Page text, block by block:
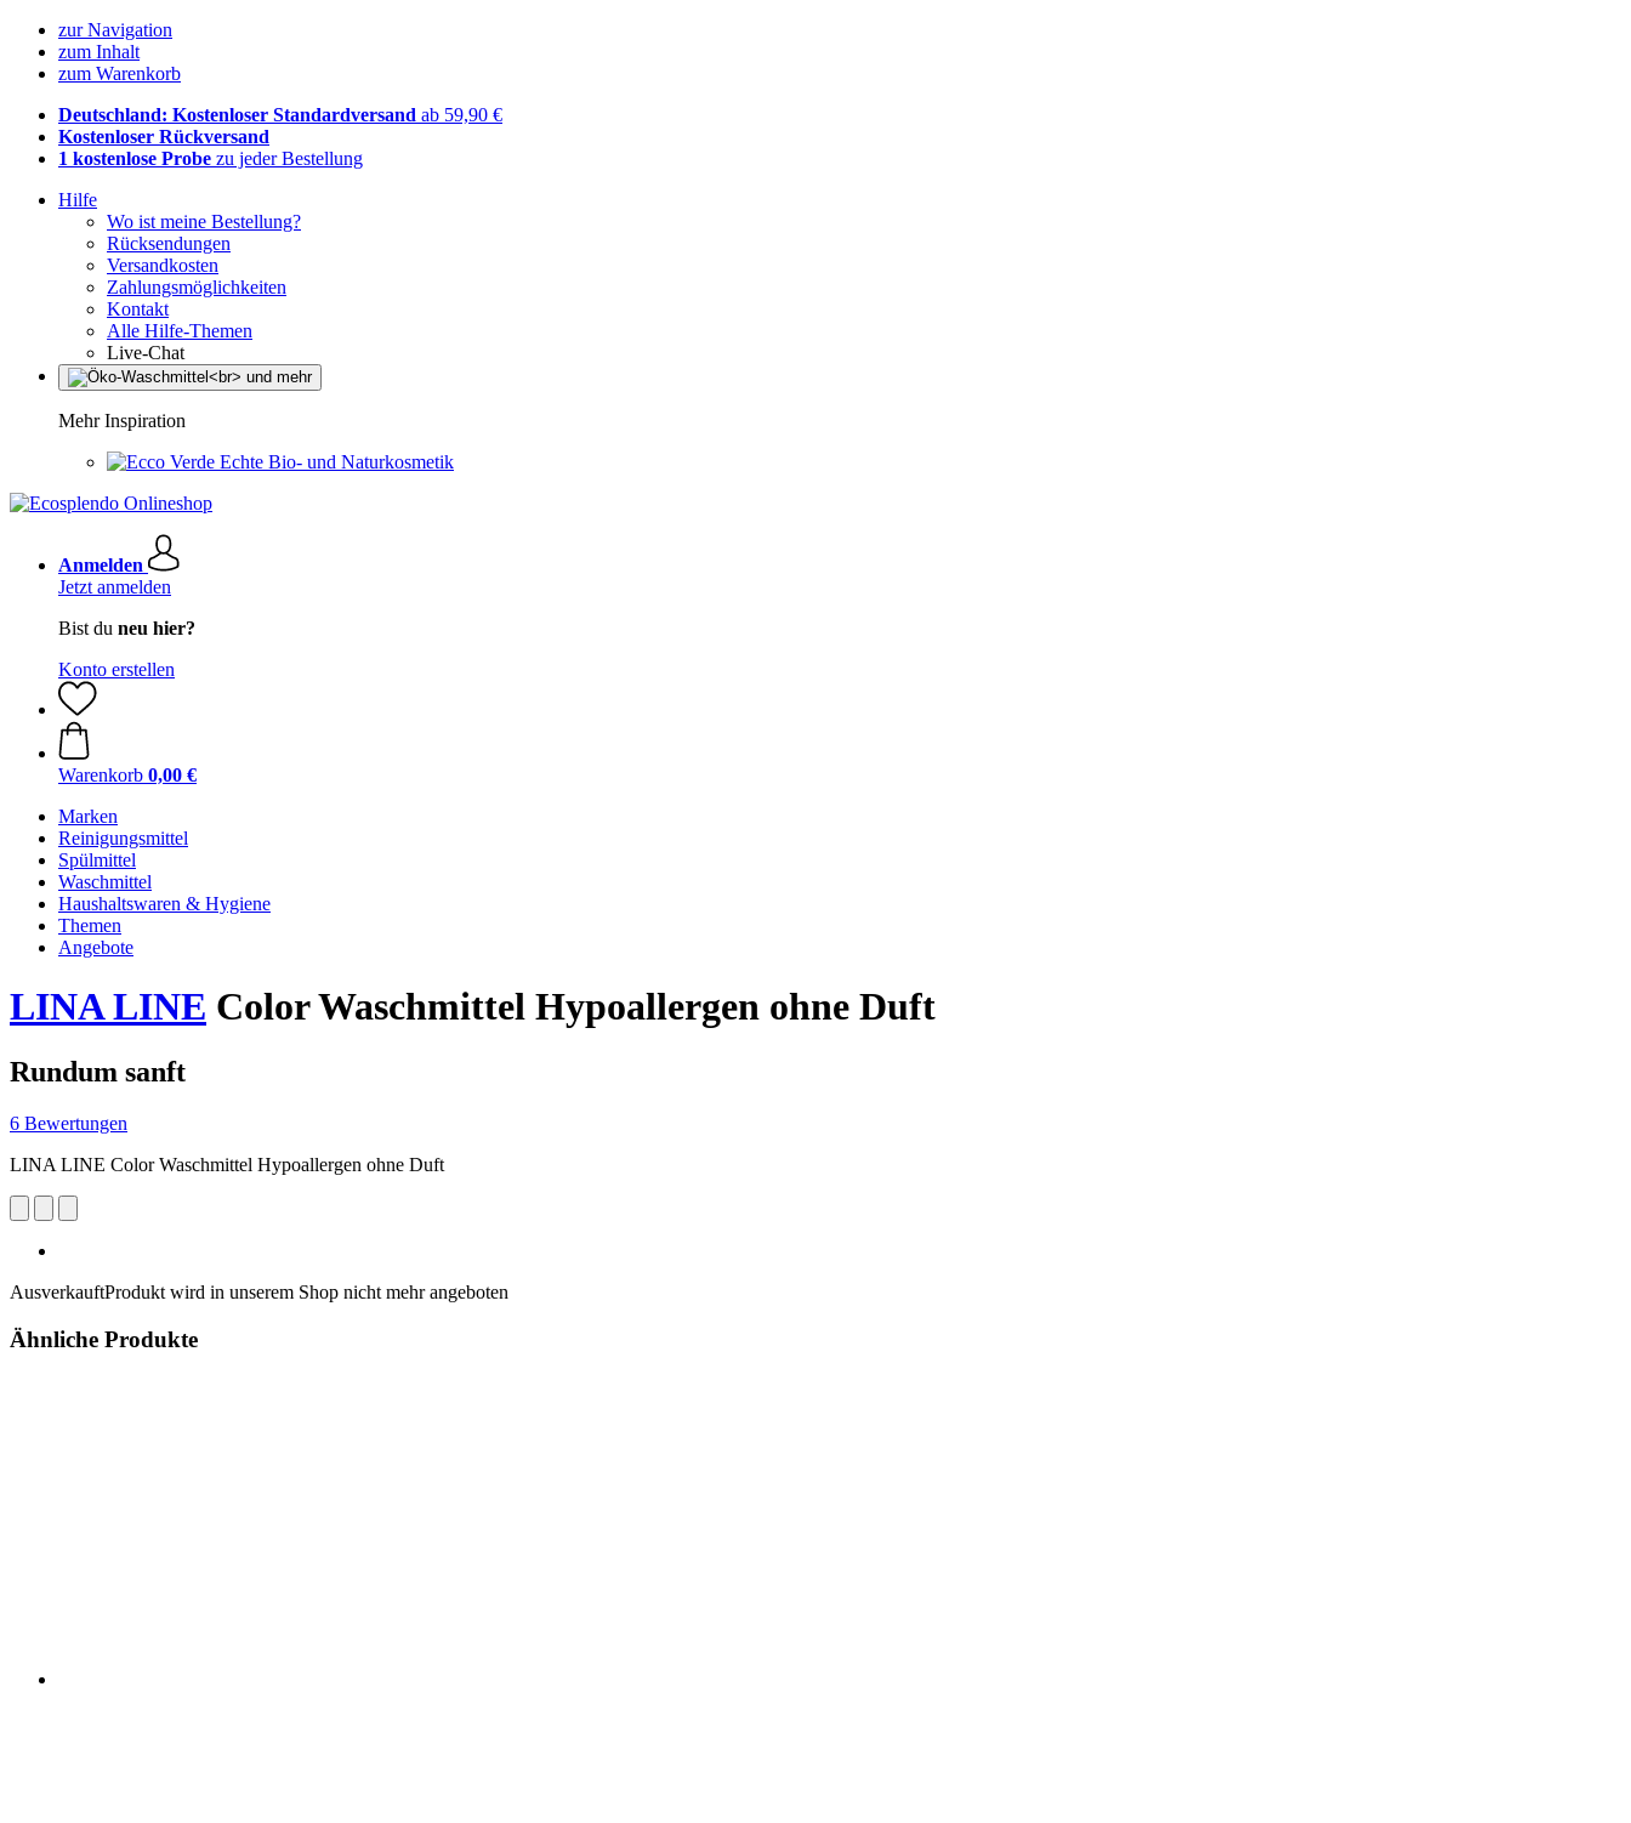
zur Navigation
zum Inhalt
zum Warenkorb
Deutschland: Kostenloser Standardversand ab 59,90 €
Kostenloser Rückversand
1 kostenlose Probe zu jeder Bestellung
Hilfe
Wo ist meine Bestellung?
Rücksendungen
Versandkosten
Zahlungsmöglichkeiten
Kontakt
Alle Hilfe-Themen
Live-Chat
Mehr Inspiration
Echte Bio- und Naturkosmetik
Anmelden
Jetzt anmelden
Bist du neu hier?
Konto erstellen
Warenkorb 0,00 €
Marken
Reinigungsmittel
Spülmittel
Waschmittel
Haushaltswaren & Hygiene
Themen
Angebote
LINA LINE Color Waschmittel Hypoallergen ohne Duft
Rundum sanft
6 Bewertungen
LINA LINE Color Waschmittel Hypoallergen ohne Duft
AusverkauftProdukt wird in unserem Shop nicht mehr angeboten
Ähnliche Produkte